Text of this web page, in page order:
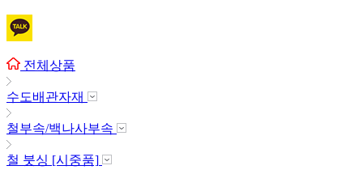
전체상품
수도배관자재
철부속/백나사부속
철 붓싱 [시중품]